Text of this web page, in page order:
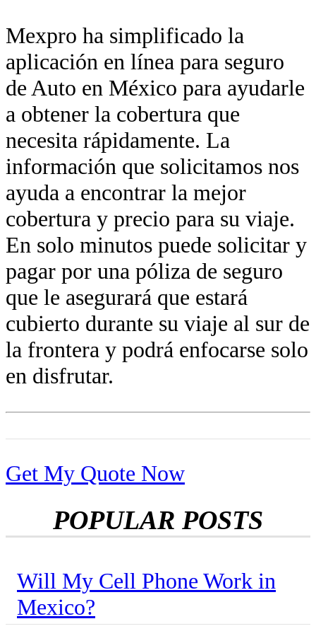
Mexpro ha simplificado la
aplicación en línea para seguro
de Auto en México para ayudarle
a obtener la cobertura que
necesita rápidamente. La
información que solicitamos nos
ayuda a encontrar la mejor
cobertura y precio para su viaje.
En solo minutos puede solicitar y
pagar por una póliza de seguro
que le asegurará que estará
cubierto durante su viaje al sur de
la frontera y podrá enfocarse solo
en disfrutar.
Get My Quote Now
POPULAR POSTS
Will My Cell Phone Work in
Mexico?